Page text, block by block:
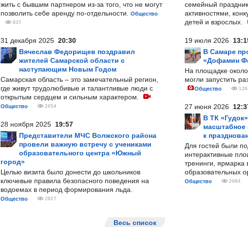
жить с бывшим партнером из-за того, что не могут
позволить себе аренду по-отдельности.
Общество
837
31 декабря 2025 20:30
Вячеслав Федорищев поздравил
жителей Самарской области с
наступающим Новым Годом
Самарская область – это замечательный регион,
где живут трудолюбивые и талантливые люди с
открытым сердцем и сильным характером.
Общество 2654
28 ноября 2025 19:57
Представители МЧС Волжского района
провели важную встречу с учениками
образовательного центра «Южный
город»
Целью визита было донести до школьников
ключевые правила безопасного поведения на
водоемах в период формирования льда.
Общество 2827
Весь список
семейный
активностями,
детей и взрослых.
19 июля 2026
В Самаре
«Дофамин
На площадке
могли запустить
Общество
27 июня 2026
В ТК
масштабное
к
Для гостей были
интерактивные
тренинги, ярмарка
образовательных
Общество 2984